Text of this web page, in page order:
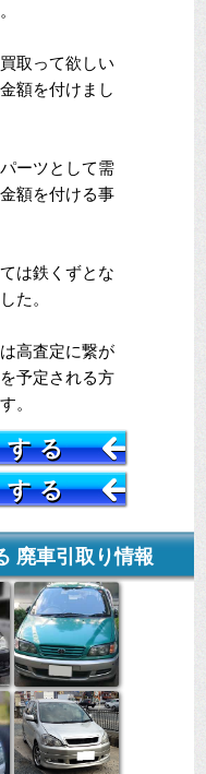
取って欲しい
額を付けまし
ーツとして需
額を付ける事
は鉄くずとな
た。
高査定に繋が
予定される方
。
する
する
廃車引取り情報